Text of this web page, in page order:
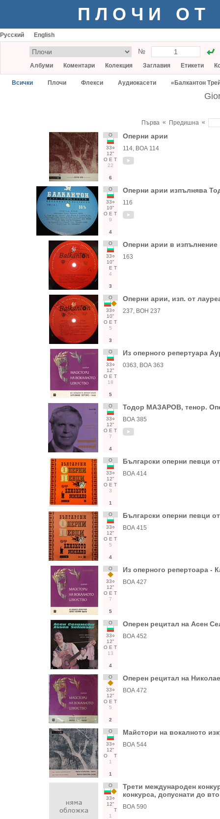
ПЛОЧИ ОТ
Русский English
№
Албуми Коментари Колекция Заглавия Етикети
Всички Плочи Флекси Аудиокасети «Балкантон
Първа « Предишна «
О
33○
12"
О Е Т
22
6
Оперни арии
114, ВОА 114
О
33○
10"
О Е Т
9
4
Оперни арии изпълнява
116
О
33○
10"
Е Т
4
3
Оперни арии в
163
О
33○
10"
О Е Т
5
3
Оперни арии, изп. от
237, ВОН 237
О
33○
12"
О Е Т
18
5
Из оперного репертуара
0363, ВОА 363
О
33○
12"
О Е Т
7
4
Тодор МАЗАРОВ, тенор.
ВОА 385
О
33○
12"
О Е Т
3
1
Български оперни певци
ВОА 414
О
33○
12"
О Е Т
5
4
Български оперни певци
ВОА 415
О
33○
12"
О Е Т
7
5
Из оперного репертоара -
ВОА 427
О
33○
12"
О Е Т
13
4
Оперен рецитал на Асен
ВОА 452
О
33○
12"
О Е Т
5
2
Оперен рецитал на
ВОА 472
О
33○
12"
О
Т
1
1
Майстори на вокалното
ВОА 544
О
33○
12"
Т
1
Трети международен
конкурса, допуснати до
ВОА 590